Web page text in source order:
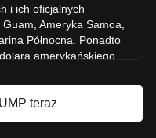
i ich oficjalnych
Ameryka Samoa,
Północna. Ponadto
amerykańskiego
Panama, Brytyjskie
Wschodni,
teraz